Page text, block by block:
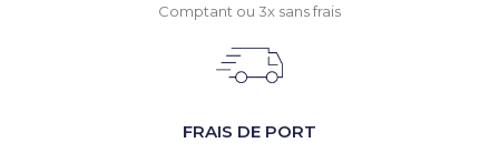
Comptant ou 3x sans frais
FRAIS DE PORT